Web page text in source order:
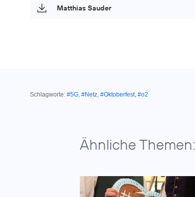
Matthias Sauder
Schlagworte: #5G #Netz #Oktoberfest, #o2
Ähnliche Themen: